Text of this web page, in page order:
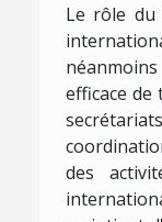
Le rôle du
efficace
des